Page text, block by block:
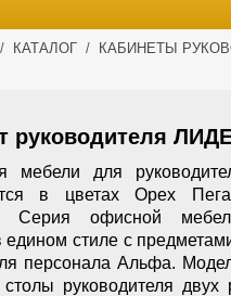
РАБОТ
/ КАТАЛОГ / КАБИНЕТЫ
руководителя
мебели для
в цветах Орех
Серия офисной
едином стиле с
персонала Альфа.
столы руководителя двух